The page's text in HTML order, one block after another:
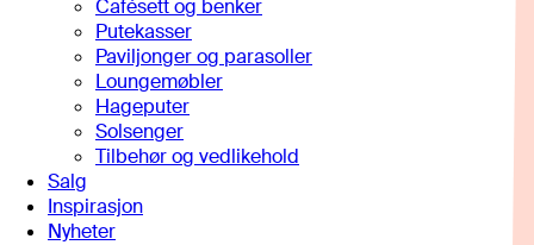
Cafésett og benker
Putekasser
Paviljonger og parasoller
Loungemøbler
Hageputer
Solsenger
Tilbehør og vedlikehold
Salg
Inspirasjon
Nyheter